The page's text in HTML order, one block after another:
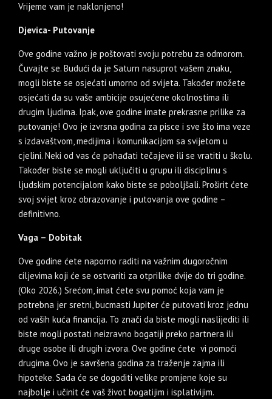
Vrijeme vam je naklonjeno!
Djevica- Putovanje
Ove godine važno je poštovati svoju potrebu za odmorom.
Čuvajte se. Budući da je Saturn nasuprot vašem znaku,
mogli biste se osjećati umorno od svijeta. Također možete
osjećati da su vaše ambicije osujećene okolnostima ili
drugim ljudima. Ipak, ove godine imate prekrasne prilike za
putovanje! Ovo je izvrsna godina za pisce i sve što ima veze
s izdavaštvom, medijima i komunikacijom sa svijetom u
cjelini. Neki od vas će pohađati tečajeve ili se vratiti u školu.
Također biste se mogli uključiti u grupu ili disciplinu s
ljudskim potencijalom kako biste se poboljšali. Proširit ćete
svoj svijet kroz obrazovanje i putovanja ove godine –
definitivno.
Vaga – Dobitak
Ove godine ćete naporno raditi na važnim dugoročnim
ciljevima koji će se ostvariti za otprilike dvije do tri godine.
(Oko 2026.) Srećom, imat ćete svu pomoć koja vam je
potrebna jer sretni, bucmasti Jupiter će putovati kroz jednu
od vaših kuća financija. To znači da biste mogli naslijediti ili
biste mogli postati neizravno bogatiji preko partnera ili
druge osobe ili drugih izvora. Ove godine ćete vi pomoći
drugima. Ovo je savršena godina za traženje zajma ili
hipoteke. Sada će se dogoditi velike promjene koje su
najbolje i učinit će vaš život bogatijim i isplativijim.